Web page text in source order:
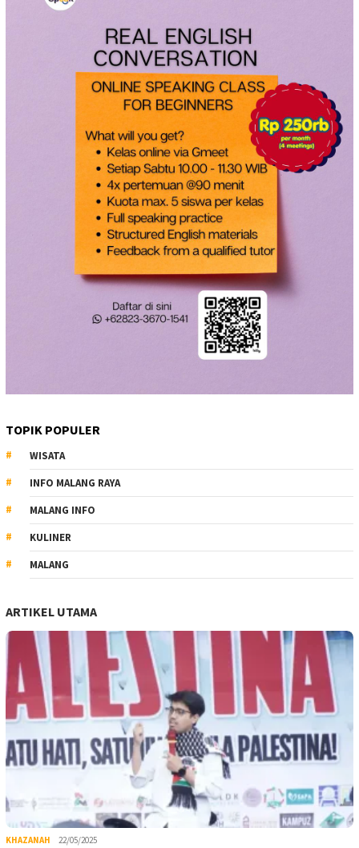
TOPIK POPULER
WISATA
INFO MALANG RAYA
MALANG INFO
KULINER
MALANG
ARTIKEL UTAMA
KHAZANAH 22/05/2025